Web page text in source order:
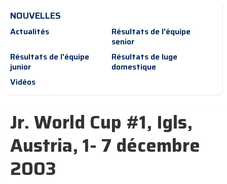
NOUVELLES
Actualités
Résultats de l'équipe
senior
Résultats de l'équipe
junior
Résultats de luge
domestique
Vidéos
Jr. World Cup #1, Igls,
Austria, 1- 7 décembre
2003